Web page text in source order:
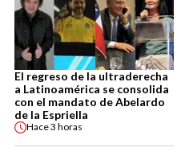
El regreso de la ultraderecha
a Latinoamérica se consolida
con el mandato de Abelardo
de la Espriella
Hace3 horas